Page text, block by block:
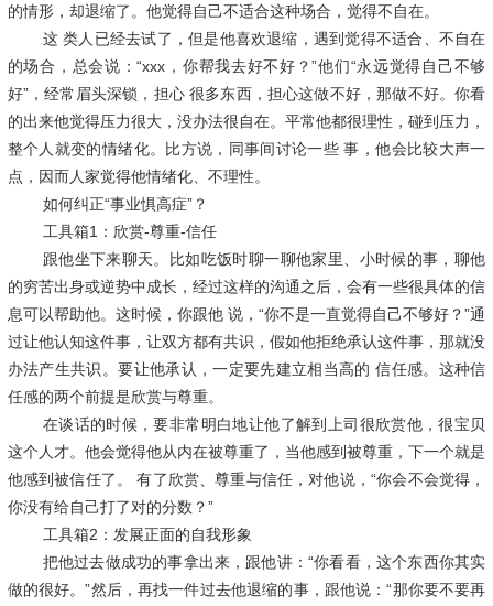
的情形，却退缩了。他觉得自己不适合这种场合，觉得不自在。
这 类人已经去试了，但是他喜欢退缩，遇到觉得不适合、不自在
的场合，总会说：“xxx，你帮我去好不好？”他们“永远觉得自己不够
好”，经常眉头深锁，担心 很多东西，担心这做不好，那做不好。你看
的出来他觉得压力很大，没办法很自在。平常他都很理性，碰到压力，
整个人就变的情绪化。比方说，同事间讨论一些 事，他会比较大声一
点，因而人家觉得他情绪化、不理性。
如何纠正“事业惧高症”？
工具箱1：欣赏-尊重-信任
跟他坐下来聊天。比如吃饭时聊一聊他家里、小时候的事，聊他
的穷苦出身或逆势中成长，经过这样的沟通之后，会有一些很具体的信
息可以帮助他。这时候，你跟他 说，“你不是一直觉得自己不够好？”通
过让他认知这件事，让双方都有共识，假如他拒绝承认这件事，那就没
办法产生共识。要让他承认，一定要先建立相当高的 信任感。这种信
任感的两个前提是欣赏与尊重。
在谈话的时候，要非常明白地让他了解到上司很欣赏他，很宝贝
这个人才。他会觉得他从内在被尊重了，当他感到被尊重，下一个就是
他感到被信任了。 有了欣赏、尊重与信任，对他说，“你会不会觉得，
你没有给自己打了对的分数？”
工具箱2：发展正面的自我形象
把他过去做成功的事拿出来，跟他讲：“你看看，这个东西你其实
做的很好。”然后，再找一件过去他退缩的事，跟他说：“那你要不要再